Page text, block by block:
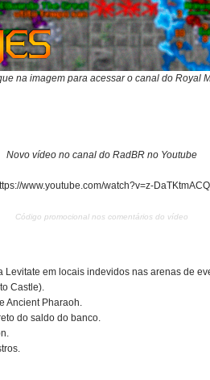
na imagem para acessar o canal do Royal
Novo vídeo no canal do RadBR no Youtube
www.youtube.com/watch?v=z-DaTKtmACQ
Código promocional nos comentários do vídeo
em locais indevidos nas arenas de
Castle).
Ancient Pharaoh.
do saldo do banco.